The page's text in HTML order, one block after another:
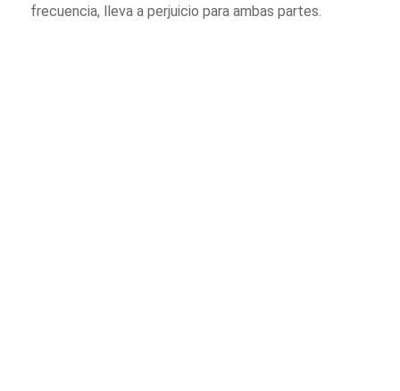
frecuencia, lleva a perjuicio para ambas partes.